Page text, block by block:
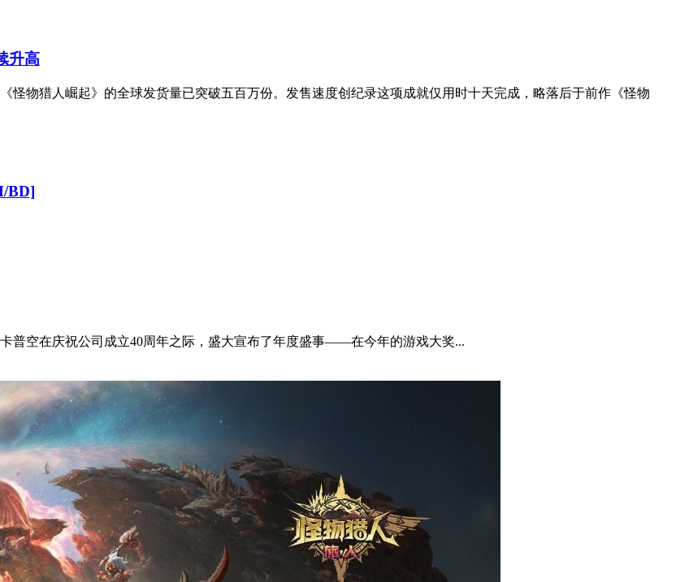
升高
怪物猎人崛起》的全球发货量已突破五百万份。发售速度创纪录这项成就仅用时十天完成，略落后于前作《怪物
BD]
普空在庆祝公司成立40周年之际，盛大宣布了年度盛事——在今年的游戏大奖...